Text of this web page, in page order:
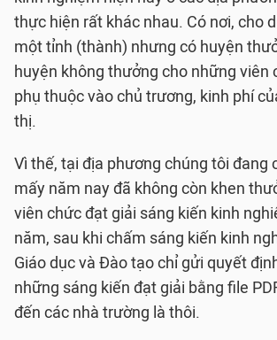
thực hiện rất khác nhau. Có nơi, cho
một tỉnh (thành) nhưng có huyện
huyện không thưởng cho những viên
phụ thuộc vào chủ trương, kinh phí
thị.
Vì thế, tại địa phương chúng tôi đang
mấy năm nay đã không còn khen
viên chức đạt giải sáng kiến kinh
năm, sau khi chấm sáng kiến kinh
Giáo dục và Đào tạo chỉ gửi quyết
những sáng kiến đạt giải bằng file
đến các nhà trường là thôi.